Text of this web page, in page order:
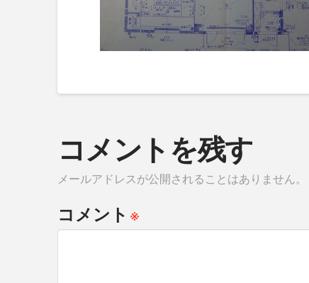
コメントを残す
メールアドレスが公開されることはありません。
コメント※